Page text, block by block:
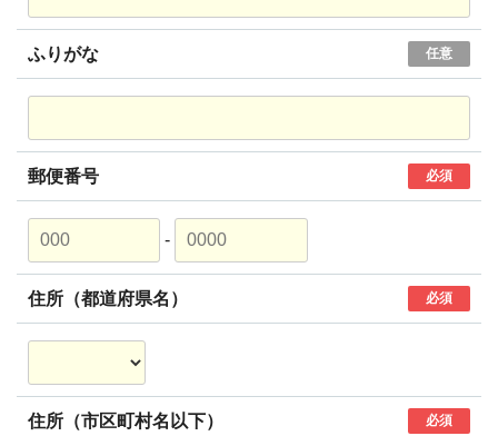
ふりがな 任意
郵便番号 必須
-
住所（都道府県名） 必須
住所（市区町村名以下） 必須